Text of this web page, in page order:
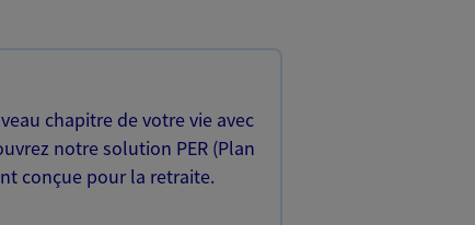
chapitre de votre vie avec
notre solution PER (Plan
conçue pour la retraite.